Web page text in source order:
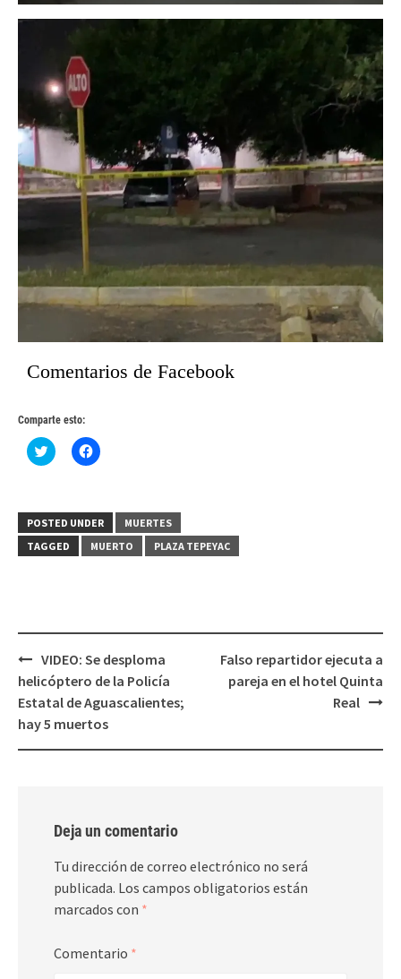
Comentarios de Facebook
Comparte esto:
Haz
clic
(Se
abre
en
una
Haz
clic
(Se
abre
en
una
POSTED UNDER
MUERTES
TAGGED
MUERTO PLAZA TEPEYAC
Post
navigation
VIDEO: Se desploma
helicóptero de la Policía
Estatal de Aguascalientes;
hay 5 muertos
Falso repartidor ejecuta a
pareja en el hotel Quinta
Real
Deja un comentario
Tu dirección de correo electrónico no será
publicada. Los campos obligatorios están
marcados con *
Comentario *